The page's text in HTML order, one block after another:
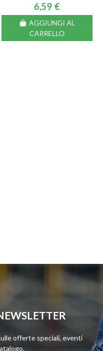
6,59 €
AGGIUNGI AL
CARRELLO
offerte speciali, eventi